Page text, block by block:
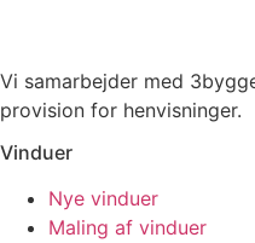
Vi samarbejder med
provision for henvisninger.
Vinduer
Nye vinduer
Maling af vinduer